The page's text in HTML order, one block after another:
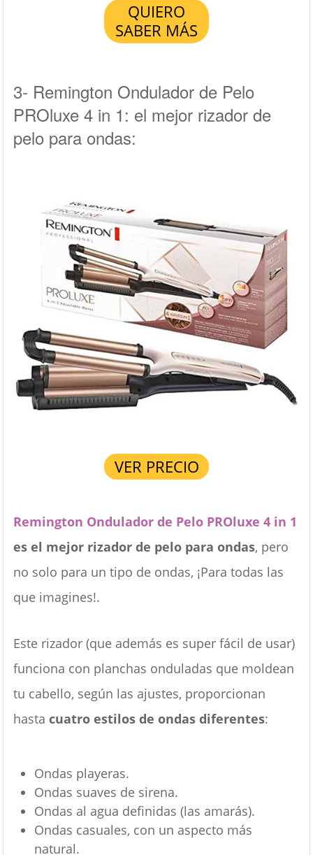
QUIERO
SABER MÁS
3- Remington Ondulador de Pelo
PROluxe 4 in 1: el mejor rizador de
pelo para ondas:
VER PRECIO
Remington Ondulador de Pelo PROluxe 4 in 1
es el mejor rizador de pelo para ondas, pero
no solo para un tipo de ondas, ¡Para todas las
que imagines!.
Este rizador (que además es super fácil de usar)
funciona con planchas onduladas que moldean
tu cabello, según las ajustes, proporcionan
hasta cuatro estilos de ondas diferentes:
Ondas playeras.
Ondas suaves de sirena.
Ondas al agua definidas (las amarás).
Ondas casuales, con un aspecto más
natural.